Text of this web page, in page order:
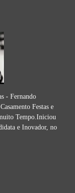
- Fernando
Festas e
Tempo.Iniciou
e Inovador, no